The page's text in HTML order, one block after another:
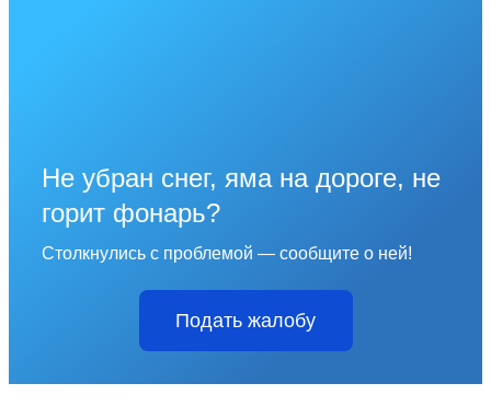
Не убран снег, яма на дороге, не
горит фонарь?
Столкнулись с проблемой — сообщите о ней!
Подать жалобу